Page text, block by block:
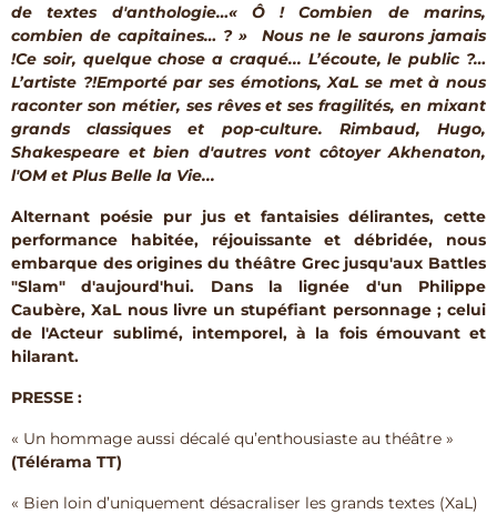
de textes d'anthologie…« Ô ! Combien de marins,
combien de capitaines… ? » Nous ne le saurons jamais
!Ce soir, quelque chose a craqué... L’écoute, le public ?…
L’artiste ?!Emporté par ses émotions, XaL se met à nous
raconter son métier, ses rêves et ses fragilités, en mixant
grands classiques et pop-culture. Rimbaud, Hugo,
Shakespeare et bien d'autres vont côtoyer Akhenaton,
l'OM et Plus Belle la Vie...
Alternant poésie pur jus et fantaisies délirantes, cette
performance habitée, réjouissante et débridée, nous
embarque des origines du théâtre Grec jusqu'aux Battles
"Slam" d'aujourd'hui. Dans la lignée d'un Philippe
Caubère, XaL nous livre un stupéfiant personnage ; celui
de l'Acteur sublimé, intemporel, à la fois émouvant et
hilarant.
PRESSE :
« Un hommage aussi décalé qu’enthousiaste au théâtre »
(Télérama TT)
« Bien loin d’uniquement désacraliser les grands textes (XaL)